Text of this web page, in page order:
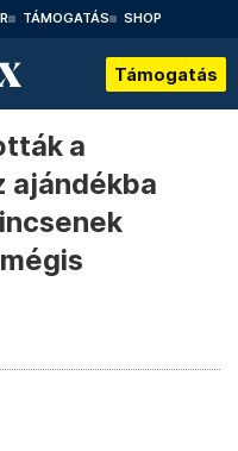
TÁMOGATÁS SHOP
Támogatás
a
ajándékba